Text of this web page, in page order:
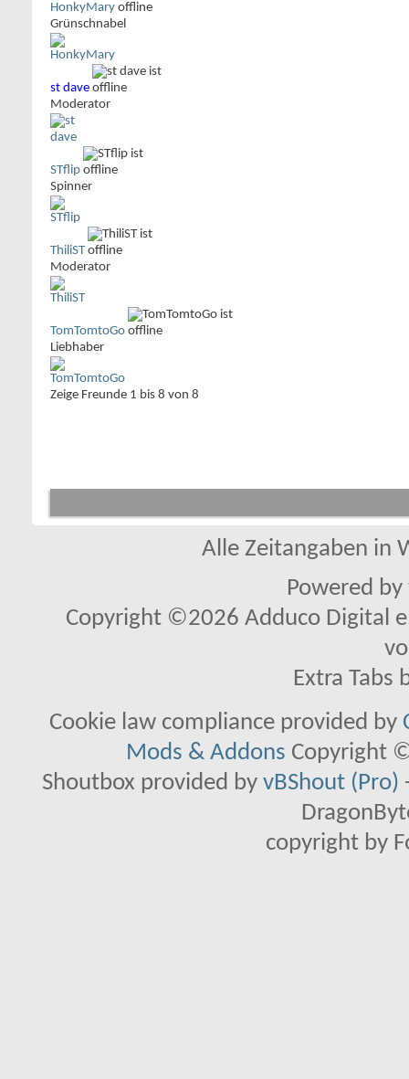
HonkyMary
Grünschnabel
st dave
Moderator
STflip
Spinner
ThiliST
Moderator
TomTomtoGo
Liebhaber
Zeige Freunde 1 bis 8 von 8
Alle Zeitangaben in
Powered by
Copyright ©2026 Adduco Digital
Extra Tabs
Cookie law compliance provided by
Mods & Addons Copyright
Shoutbox provided by vBShout (Pro)
copyright by